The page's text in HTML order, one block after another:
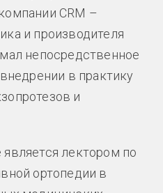
CRM –
и производителя
непосредственное
в практику
и
лектором по
ортопедии в